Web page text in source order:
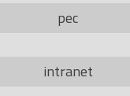
pec
intranet